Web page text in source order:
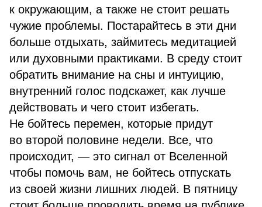
к окружающим, а также не стоит решать
чужие проблемы. Постарайтесь в эти дни
больше отдыхать, займитесь медитацией
или духовными практиками. В среду стоит
обратить внимание на сны и интуицию,
внутренний голос подскажет, как лучше
действовать и чего стоит избегать.
Не бойтесь перемен, которые придут
во второй половине недели. Все, что
происходит, — это сигнал от Вселенной
чтобы помочь вам, не бойтесь отпускать
из своей жизни лишних людей. В пятницу